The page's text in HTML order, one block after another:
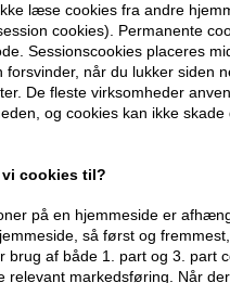
læse cookies fra andre
cookies). Permanente
Sessionscookies placeres
forsvinder, når du lukker siden
De fleste virksomheder
og cookies kan ikke
vi cookies til?
på en hjemmeside er
så først og
brug af både 1. part og 3. part
relevant markedsføring. Når